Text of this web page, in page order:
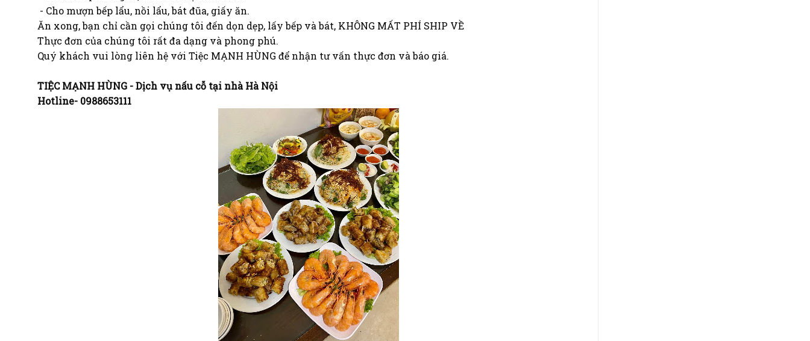
- Cho mượn bếp lẩu, nồi lẩu, bát đũa, giấy ăn.
Ăn xong, bạn chỉ cần gọi chúng tôi đến dọn dẹp, lấy bếp và bát, KHÔNG MẤT PHÍ SHIP VỀ
Thực đơn của chúng tôi rất đa dạng và phong phú.
Quý khách vui lòng liên hệ với Tiệc MẠNH HÙNG để nhận tư vấn thực đơn và báo giá.
TIỆC MẠNH HÙNG - Dịch vụ nấu cỗ tại nhà Hà Nội
Hotline- 0988653111